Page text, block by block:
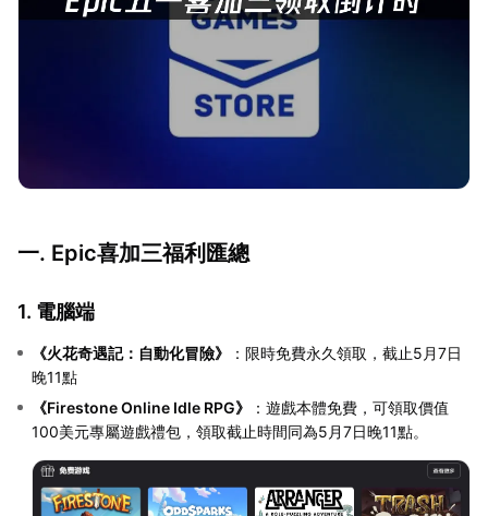
一. Epic喜加三福利匯總
1. 電腦端
《火花奇遇記：自動化冒險》
：限時免費永久領取，截止5月7日
晚11點
《Firestone Online Idle RPG》
：遊戲本體免費，可領取價值
100美元專屬遊戲禮包，領取截止時間同為5月7日晚11點。